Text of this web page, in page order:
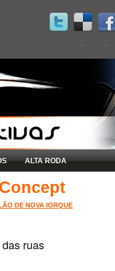
ALTA RODA
DE NOVA IORQUE
ruas